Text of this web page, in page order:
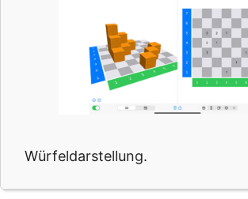
Würfeldarstellung.